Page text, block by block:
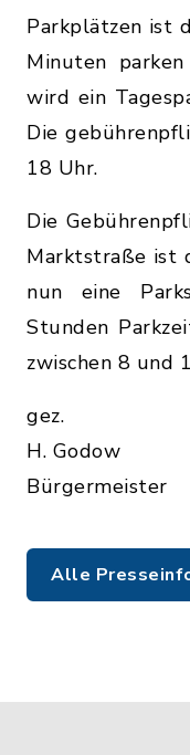
Parkplätzen ist
Minuten
wird ein
Die
18 Uhr.
Die
Marktstraße ist
nun eine
Stunden
zwischen 8 und
gez.
H. Godow
Bürgermeister
Alle